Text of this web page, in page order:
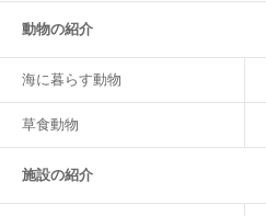
動物の紹介
海に暮らす動物
草食動物
施設の紹介